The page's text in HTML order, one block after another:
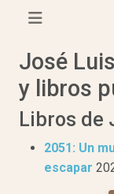
José
y libros
Libros de
2051: Un
escapar